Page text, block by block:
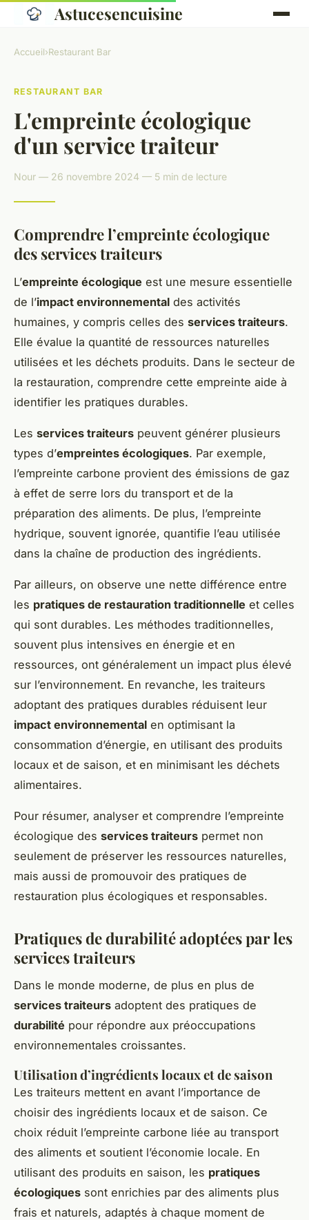
Astucesencuisine
Accueil›Restaurant Bar
RESTAURANT BAR
L'empreinte écologique
d'un service traiteur
Nour — 26 novembre 2024 — 5 min de lecture
Comprendre l’empreinte écologique
des services traiteurs
L’empreinte écologique est une mesure essentielle
de l’impact environnemental des activités
humaines, y compris celles des services traiteurs.
Elle évalue la quantité de ressources naturelles
utilisées et les déchets produits. Dans le secteur de
la restauration, comprendre cette empreinte aide à
identifier les pratiques durables.
Les services traiteurs peuvent générer plusieurs
types d’empreintes écologiques. Par exemple,
l’empreinte carbone provient des émissions de gaz
à effet de serre lors du transport et de la
préparation des aliments. De plus, l’empreinte
hydrique, souvent ignorée, quantifie l’eau utilisée
dans la chaîne de production des ingrédients.
Par ailleurs, on observe une nette différence entre
les pratiques de restauration traditionnelle et celles
qui sont durables. Les méthodes traditionnelles,
souvent plus intensives en énergie et en
ressources, ont généralement un impact plus élevé
sur l’environnement. En revanche, les traiteurs
adoptant des pratiques durables réduisent leur
impact environnemental en optimisant la
consommation d’énergie, en utilisant des produits
locaux et de saison, et en minimisant les déchets
alimentaires.
Pour résumer, analyser et comprendre l’empreinte
écologique des services traiteurs permet non
seulement de préserver les ressources naturelles,
mais aussi de promouvoir des pratiques de
restauration plus écologiques et responsables.
Pratiques de durabilité adoptées par les
services traiteurs
Dans le monde moderne, de plus en plus de
services traiteurs adoptent des pratiques de
durabilité pour répondre aux préoccupations
environnementales croissantes.
Utilisation d’ingrédients locaux et de saison
Les traiteurs mettent en avant l’importance de
choisir des ingrédients locaux et de saison. Ce
choix réduit l’empreinte carbone liée au transport
des aliments et soutient l’économie locale. En
utilisant des produits en saison, les pratiques
écologiques sont enrichies par des aliments plus
frais et naturels, adaptés à chaque moment de